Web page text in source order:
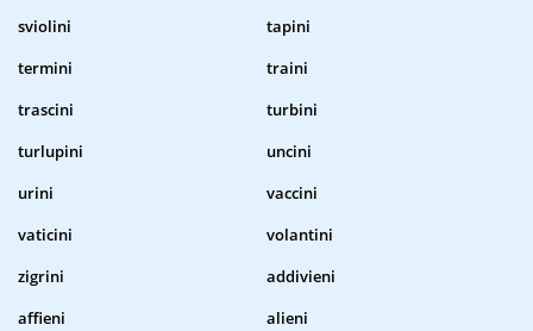
sviolini
tapini
termini
traini
trascini
turbini
turlupini
uncini
urini
vaccini
vaticini
volantini
zigrini
addivieni
affieni
alieni